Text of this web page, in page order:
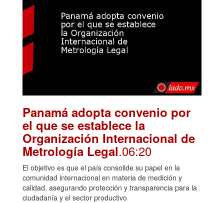
Panamá adopta convenio por
el que se establece la
Organización Internacional de
Metrología Legal.06:20
El objetivo es que el país consolide su papel en la
comunidad internacional en materia de medición y
calidad, asegurando protección y transparencia para la
ciudadanía y el sector productivo